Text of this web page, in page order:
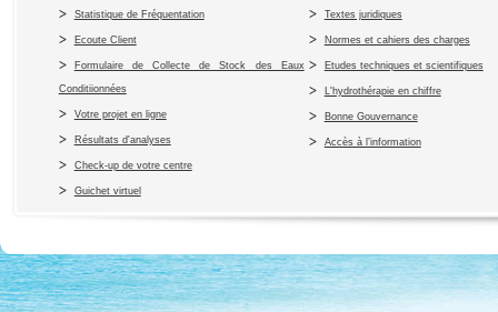
Statistique de Fréquentation
Ecoute Client
Formulaire de Collecte de Stock des Eaux
Conditiionnées
Votre projet en ligne
Résultats d'analyses
Check-up de votre centre
Guichet virtuel
Textes juridiques
Normes et cahiers des charges
Etudes techniques et scientifiques
L'hydrothérapie en chiffre
Bonne Gouvernance
Accès à l’information